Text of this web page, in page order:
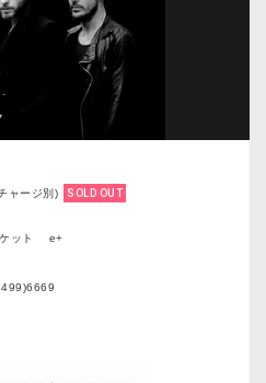
ャージ別)
SOLD OUT
ケット e+